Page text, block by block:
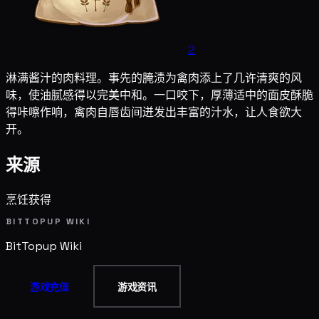
2
淋满酱汁的肉料理。事先的腌渍为禽肉添上了几许清爽的风
味，使油腻感得以完美中和。一口咬下，厚薄适中的面皮酥脆
得咔嚓作响，禽肉自唇齿间迸发出丰富的汁水，让人食欲大
开。
来源
烹饪获得
BITTOPUP WIKI
BitTopup Wiki
游戏充值 游戏资讯